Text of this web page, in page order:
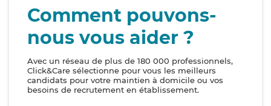
Comment pouvons-
nous vous aider ?
Avec un réseau de plus de 180 000 professionnels,
Click&Care sélectionne pour vous les meilleurs
candidats pour votre maintien à domicile ou vos
besoins de recrutement en établissement.